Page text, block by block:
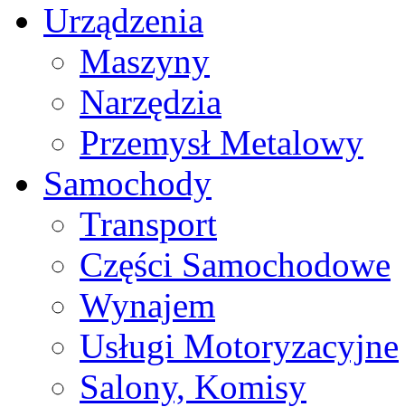
Urządzenia
Maszyny
Narzędzia
Przemysł Metalowy
Samochody
Transport
Części Samochodowe
Wynajem
Usługi Motoryzacyjne
Salony, Komisy